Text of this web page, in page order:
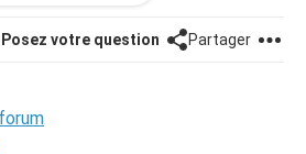
symptome reprendre
cela va cesser ces spottings
Posez votre question Partager